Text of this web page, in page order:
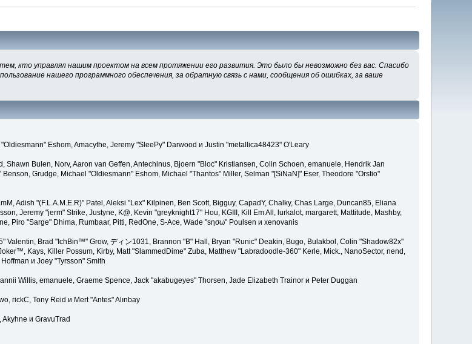
кто управлял нашим проектом на всем протяжении его развития. Это было бы невозможно без вас. Спасибо
нашего программного обеспечения, за обратную связь с нами, сообщения об ошибках, за ваше
Eshom, Amacythe, Jeremy "SleePy" Darwood и Justin "metallica48423" O'Leary
Bulen, Norv, Aaron van Geffen, Antechinus, Bjoern "Bloc" Kristiansen, Colin Schoen, emanuele, Hendrik Jan
Grudge, Michael "Oldiesmann" Eshom, Michael "Thantos" Miller, Selman "[SiNaN]" Eser, Theodore "Orstio"
Adish "(F.L.A.M.E.R)" Patel, Aleksi "Lex" Kilpinen, Ben Scott, Bigguy, CapadY, Chalky, Chas Large, Duncan85, Eliana
Jeremy "jerm" Strike, Justyne, K@, Kevin "greyknight17" Hou, KGIII, Kill Em All, lurkalot, margarett, Mattitude, Mashby,
Piro "Sarge" Dhima, Rumbaar, Pitti, RedOne, S-Ace, Wade "sησω" Poulsen и xenovanis
Valentin, Brad "IchBin™" Grow, ディン1031, Brannon "B" Hall, Bryan "Runic" Deakin, Bugo, Bulakbol, Colin "Shadow82x"
Kays, Killer Possum, Kirby, Matt "SlammedDime" Zuba, Matthew "Labradoodle-360" Kerle, Mick., NanoSector, nend,
и Joey "Tyrsson" Smith
Willis, emanuele, Graeme Spence, Jack "akabugeyes" Thorsen, Jade Elizabeth Trainor и Peter Duggan
rickC, Tony Reid и Mert "Antes" Alınbay
и GravuTrad